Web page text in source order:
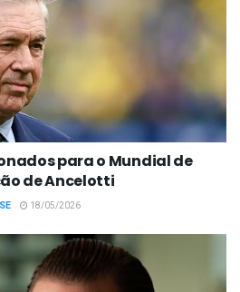
para o Mundial de
de Ancelotti
18/05/2026